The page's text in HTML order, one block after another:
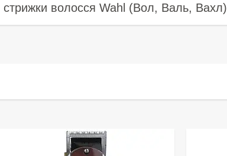
волосся Wahl (Вол, Валь, Вахл)